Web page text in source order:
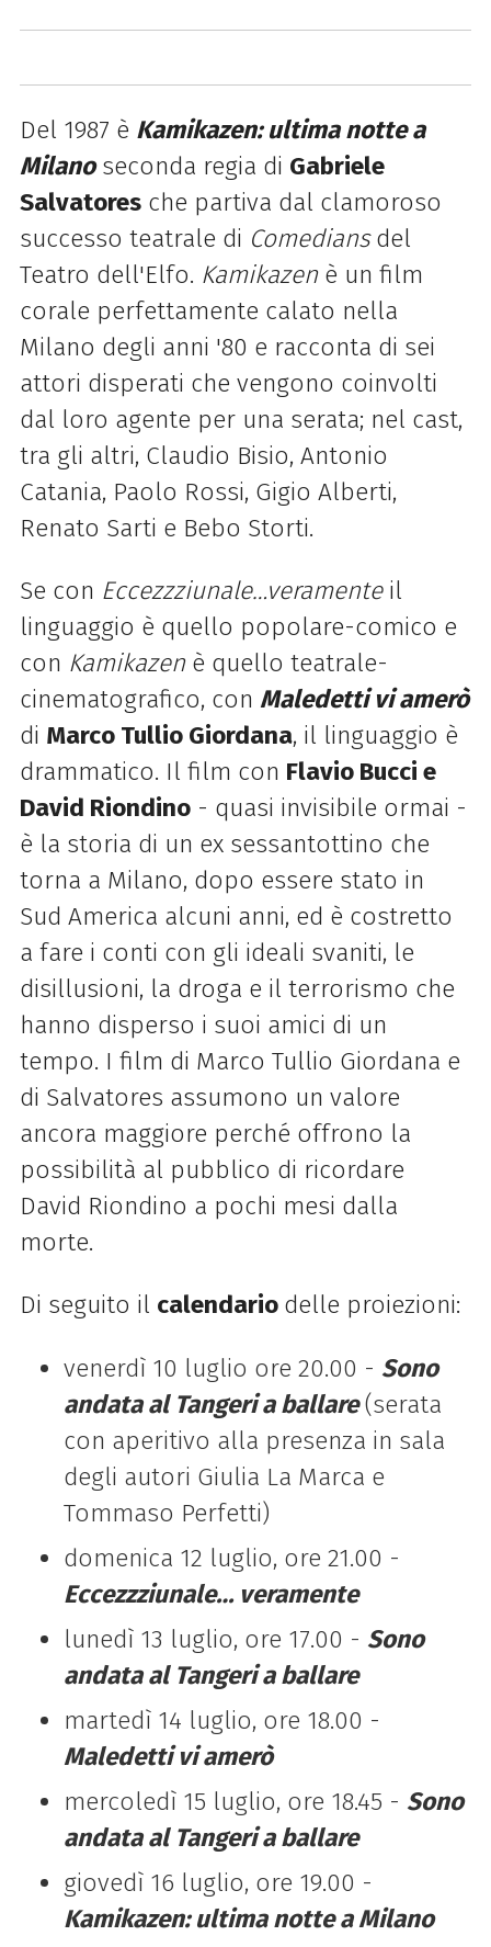
Del 1987 è Kamikazen: ultima notte a
Milanoseconda regia di Gabriele
Salvatoresche partiva dal clamoroso
successo teatrale di Comediansdel
Teatro dell'Elfo. Kamikazen è un film
corale perfettamente calato nella
Milano degli anni '80 e racconta di sei
attori disperati che vengono coinvolti
dal loro agente per una serata; nel cast,
tra gli altri, Claudio Bisio, Antonio
Catania, Paolo Rossi, Gigio Alberti,
Renato Sarti e Bebo Storti.
Se con Eccezzziunale…veramenteil
linguaggio è quello popolare-comico e
con Kamikazen è quello teatrale-
cinematografico, con Maledetti vi amerò
di Marco Tullio Giordana, il linguaggio è
drammatico. Il film con Flavio Bucci e
David Riondino- quasi invisibile ormai -
è la storia di un ex sessantottino che
torna a Milano, dopo essere stato in
Sud America alcuni anni, ed è costretto
a fare i conti con gli ideali svaniti, le
disillusioni, la droga e il terrorismo che
hanno disperso i suoi amici di un
tempo. I film di Marco Tullio Giordana e
di Salvatores assumono un valore
ancora maggiore perché offrono la
possibilità al pubblico di ricordare
David Riondino a pochi mesi dalla
morte.
Di seguito il calendario delle proiezioni:
venerdì 10 luglio ore 20.00 - Sono
andata al Tangeri a ballare(serata
con aperitivo alla presenza in sala
degli autori Giulia La Marca e
Tommaso Perfetti)
domenica 12 luglio, ore 21.00 -
Eccezzziunale… veramente
lunedì 13 luglio, ore 17.00 - Sono
andata al Tangeri a ballare
martedì 14 luglio, ore 18.00 -
Maledetti vi amerò
mercoledì 15 luglio, ore 18.45 - Sono
andata al Tangeri a ballare
giovedì 16 luglio, ore 19.00 -
Kamikazen: ultima notte a Milano